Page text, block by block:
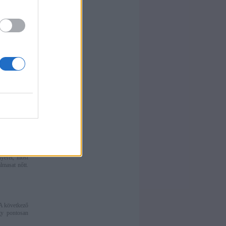
dr. B.
(külső
önállóan
most
nőtt.
következő
pontosan